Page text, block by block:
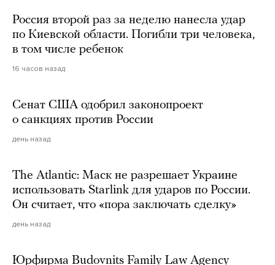
Россия второй раз за неделю нанесла удар
по Киевской области. Погибли три человека,
в том числе ребенок
16 часов назад
Сенат США одобрил законопроект
о санкциях против России
день назад
The Atlantic: Маск не разрешает Украине
использовать Starlink для ударов по России.
Он считает, что «пора заключать сделку»
день назад
Юрфирма Budovnits Family Law Agency